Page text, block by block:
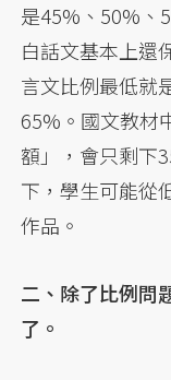
是45%、50%、
白話文基本上還
言文比例最低就
65%。國文教材
額」，會只剩下
下，學生可能從
作品。
二、除了比例問
了。